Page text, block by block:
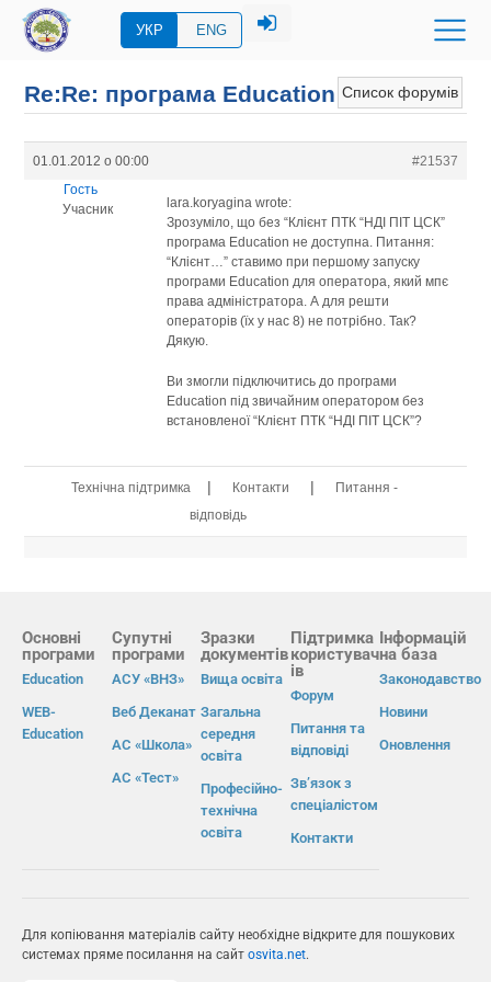
УКР ENG
Список форумів
Re:Re: програма Eduсation
01.01.2012 о 00:00
#21537
Гость
Учасник
lara.koryagina wrote:
Зрозуміло, що без “Клієнт ПТК “НДІ ПІТ ЦСК”
програма Education не доступна. Питання:
“Клієнт…” ставимо при першому запуску
програми Education для оператора, який мпє
права адміністратора. А для решти
операторів (їх у нас 8) не потрібно. Так?
Дякую.
Ви змогли підключитись до програми
Education під звичайним оператором без
встановленої “Клієнт ПТК “НДІ ПІТ ЦСК”?
Технічна підтримка | Контакти |
Питання -
відповідь
Основні
програми
Education
WEB-
Education
Супутні
програми
АСУ «ВНЗ»
Веб Деканат
АС «Школа»
АС «Тест»
Зразки
документів
Вища освіта
Загальна
середня
освіта
Професійно-
технічна
освіта
Підтримка
користувач
ів
Форум
Питання та
відповіді
Зв’язок з
спеціалістом
Контакти
Інформацій
на база
Законодавство
Новини
Оновлення
Для копіювання матеріалів сайту необхідне відкрите для пошукових
системах пряме посилання на сайт osvita.net.